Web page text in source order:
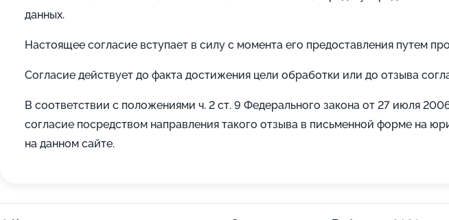
данных.
Настоящее согласие вступает в силу с момента его предоставления путем
Согласие действует до факта достижения цели обработки или до отзыва
В соответствии с положениями ч. 2 ст. 9 Федерального закона от 27 июля
согласие посредством направления такого отзыва в письменной форме на
на данном сайте.